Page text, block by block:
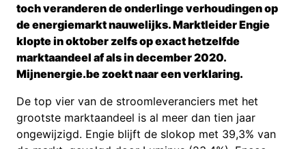
toch veranderen de onderlinge verhoudingen op
de energiemarkt nauwelijks. Marktleider Engie
klopte in oktober zelfs op exact hetzelfde
marktaandeel af als in december 2020.
Mijnenergie.be zoekt naar een verklaring.
De top vier van de stroomleveranciers met het
grootste marktaandeel is al meer dan tien jaar
ongewijzigd. Engie blijft de slokop met 39,3% van